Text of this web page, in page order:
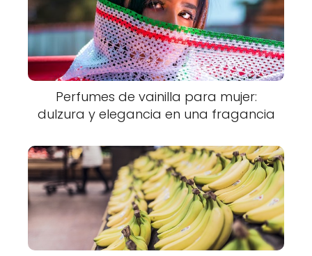
Perfumes de vainilla para mujer:
dulzura y elegancia en una fragancia